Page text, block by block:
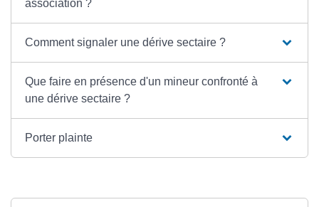
association ?
Comment signaler une dérive sectaire ?
Que faire en présence d'un mineur confronté à
une dérive sectaire ?
Porter plainte